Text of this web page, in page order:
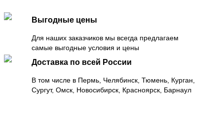
Выгодные цены
Для наших заказчиков мы всегда предлагаем
самые выгодные условия и цены
Доставка по всей России
В том числе в Пермь, Челябинск, Тюмень, Курган,
Сургут, Омск, Новосибирск, Красноярск, Барнаул